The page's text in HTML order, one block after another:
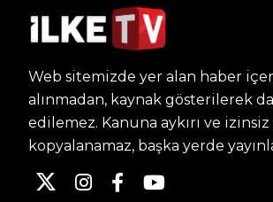
Web sitemizde yer alan haber
alınmadan, kaynak gösterilerek
edilemez. Kanuna aykırı ve izinsiz
kopyalanamaz, başka yerde